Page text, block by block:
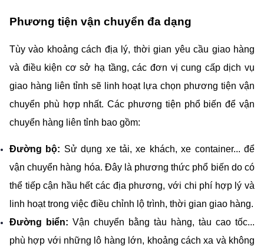
Phương tiện vận chuyển đa dạng
Tùy vào khoảng cách địa lý, thời gian yêu cầu giao hàng
và điều kiện cơ sở hạ tầng, các đơn vị cung cấp dịch vụ
giao hàng liên tỉnh sẽ linh hoạt lựa chọn phương tiện vận
chuyển phù hợp nhất. Các phương tiện phổ biến để vận
chuyển hàng liên tỉnh bao gồm:
Đường bộ: Sử dụng xe tải, xe khách, xe container... để
vận chuyển hàng hóa. Đây là phương thức phổ biến do có
thể tiếp cận hầu hết các địa phương, với chi phí hợp lý và
linh hoạt trong việc điều chỉnh lộ trình, thời gian giao hàng.
Đường biển: Vận chuyển bằng tàu hàng, tàu cao tốc...
phù hợp với những lô hàng lớn, khoảng cách xa và không